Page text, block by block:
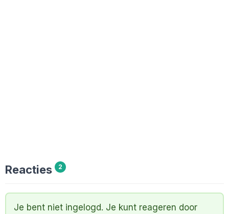
Reacties 2
Je bent niet ingelogd. Je kunt reageren door